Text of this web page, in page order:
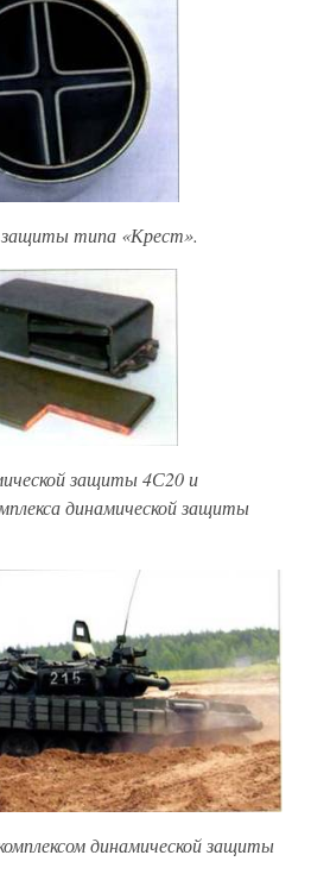
защиты типа «Крест».
защиты 4С20 и
динамической защиты
динамической защиты